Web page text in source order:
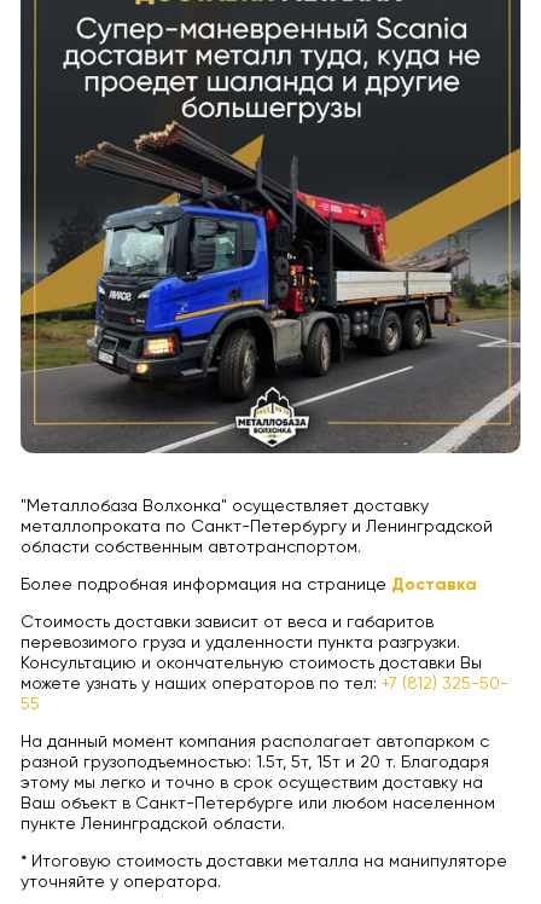
"Металлобаза Волхонка" осуществляет доставку
металлопроката по Санкт-Петербургу и Ленинградской
области собственным автотранспортом.
Более подробная информация на странице Доставка
Стоимость доставки зависит от веса и габаритов
перевозимого груза и удаленности пункта разгрузки.
Консультацию и окончательную стоимость доставки Вы
можете узнать у наших операторов по тел: +7 (812) 325-50-
55
На данный момент компания располагает автопарком с
разной грузоподъемностью: 1.5т, 5т, 15т и 20 т. Благодаря
этому мы легко и точно в срок осуществим доставку на
Ваш объект в Санкт-Петербурге или любом населенном
пункте Ленинградской области.
* Итоговую стоимость доставки металла на манипуляторе
уточняйте у оператора.